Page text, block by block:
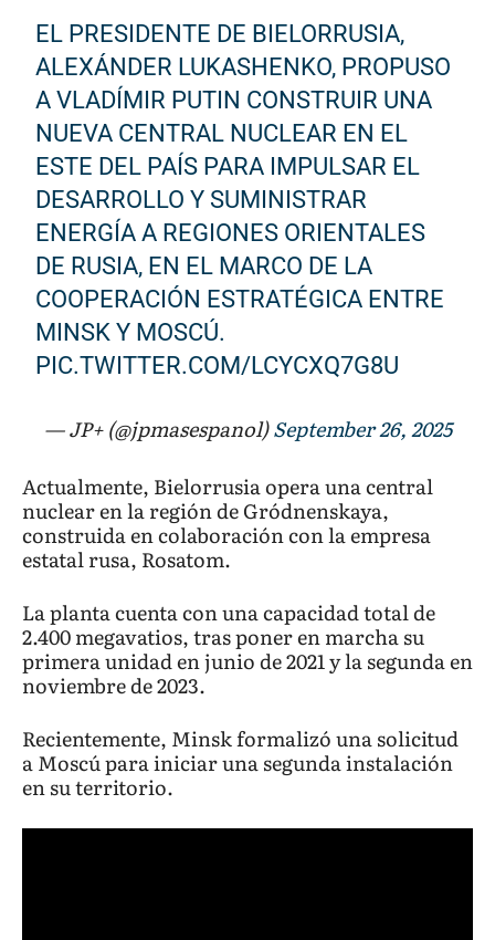
EL PRESIDENTE DE BIELORRUSIA,
ALEXÁNDER LUKASHENKO, PROPUSO
A VLADÍMIR PUTIN CONSTRUIR UNA
NUEVA CENTRAL NUCLEAR EN EL
ESTE DEL PAÍS PARA IMPULSAR EL
DESARROLLO Y SUMINISTRAR
ENERGÍA A REGIONES ORIENTALES
DE RUSIA, EN EL MARCO DE LA
COOPERACIÓN ESTRATÉGICA ENTRE
MINSK Y MOSCÚ.
PIC.TWITTER.COM/LCYCXQ7G8U
— JP+ (@jpmasespanol)September 26, 2025
Actualmente, Bielorrusia opera una central
nuclear en la región de Gródnenskaya,
construida en colaboración con la empresa
estatal rusa, Rosatom.
La planta cuenta con una capacidad total de
2.400 megavatios, tras poner en marcha su
primera unidad en junio de 2021 y la segunda en
noviembre de 2023.
Recientemente, Minsk formalizó una solicitud
a Moscú para iniciar una segunda instalación
en su territorio.